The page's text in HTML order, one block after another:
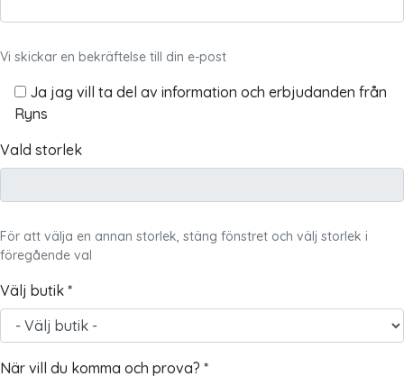
Vi skickar en bekräftelse till din e-post
Ja jag vill ta del av information och erbjudanden från
Ryns
Vald storlek
För att välja en annan storlek, stäng fönstret och välj storlek i
föregående val
Välj butik *
När vill du komma och prova? *